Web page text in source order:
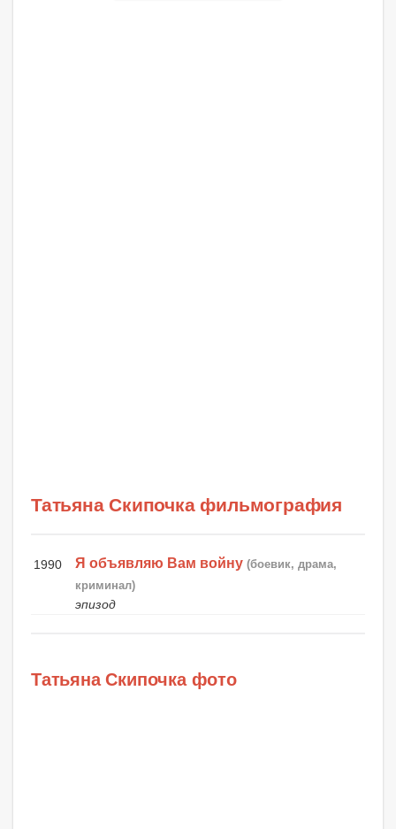
Татьяна Скипочка фильмография
1990 Я объявляю Вам войну (боевик, драма,
криминал)
эпизод
Татьяна Скипочка фото